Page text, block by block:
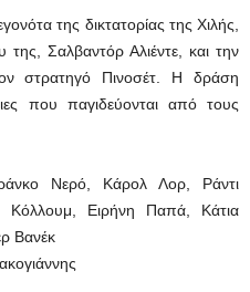
της δικτατορίας της Χιλής,
Σαλβαντόρ Αλιέντε, και την
στρατηγό Πινοσέτ. Η δράση
που παγιδεύονται από τους
Νερό, Κάρολ Λορ, Ράντι
Κόλλουμ, Ειρήνη Παπά, Κάτια
Βανέκ